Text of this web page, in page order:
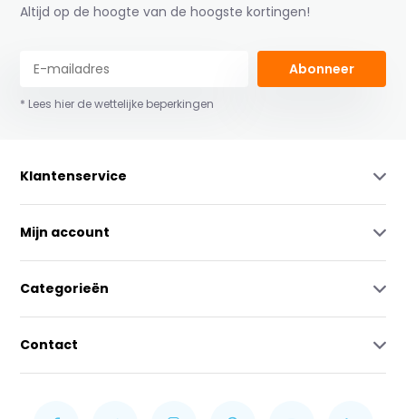
Altijd op de hoogte van de hoogste kortingen!
Abonneer
* Lees hier de wettelijke beperkingen
Klantenservice
Mijn account
Categorieën
Contact